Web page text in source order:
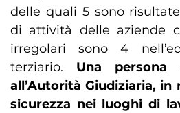
delle quali 5 sono
di attività delle aziende
irregolari sono 4
terziario. Una persona
all’Autorità Giudiziaria,
sicurezza nei luoghi di